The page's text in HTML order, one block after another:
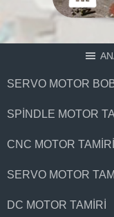
SERVO MOTOR
SPINDLE MOTOR
CNC MOTOR TAMIRI
SERVO MOTOR
DC MOTOR TAMIRI